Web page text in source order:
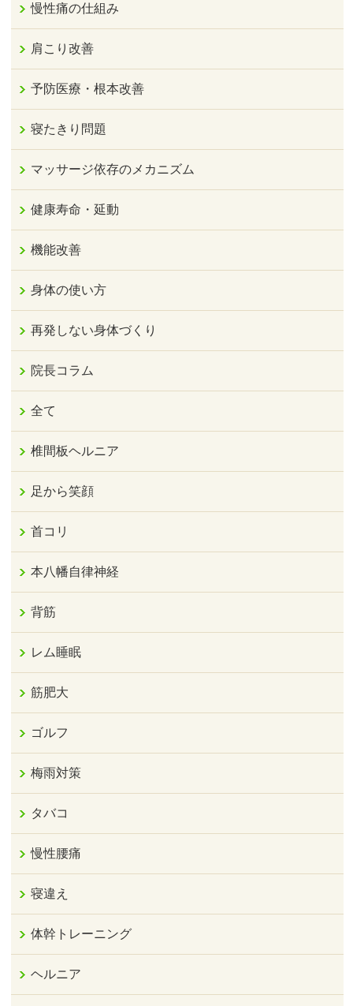
慢性痛の仕組み
肩こり改善
予防医療・根本改善
寝たきり問題
マッサージ依存のメカニズム
健康寿命・延動
機能改善
身体の使い方
再発しない身体づくり
院長コラム
全て
椎間板ヘルニア
足から笑顔
首コリ
本八幡自律神経
背筋
レム睡眠
筋肥大
ゴルフ
梅雨対策
タバコ
慢性腰痛
寝違え
体幹トレーニング
ヘルニア